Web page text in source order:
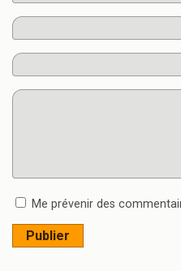
Me prévenir des
Publier